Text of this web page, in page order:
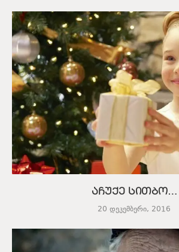
აჩუქე სითბო…
20 დეკემბერი, 2016